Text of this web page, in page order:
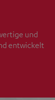
und
entwickelt